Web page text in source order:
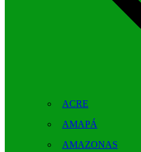
ACRE
AMAPÁ
AMAZONAS